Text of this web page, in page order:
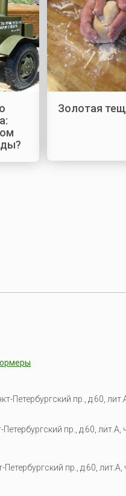
Золотая
Петербургский пр., д.60,
пр., д.60,
Петербургский пр., д.60,